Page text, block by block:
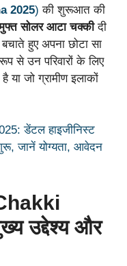
2025)की शुरूआत की
सोलर आटा चक्कीदी
हुए अपना छोटा सा
से उन परिवारों के लिए
या जो ग्रामीण इलाकों
डेंटल हाइजीनिस्ट
जानें योग्यता, आवेदन
उद्देश्य और